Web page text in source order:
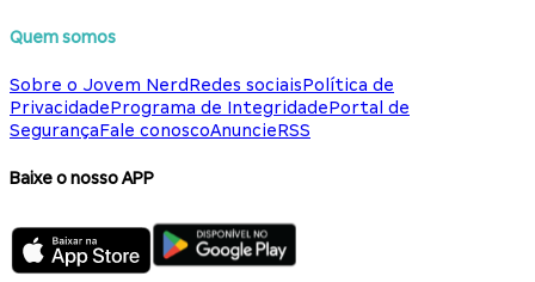
Quem somos
Sobre o Jovem NerdRedes sociaisPolítica de
PrivacidadePrograma de IntegridadePortal de
SegurançaFale conoscoAnuncieRSS
Baixe o nosso APP